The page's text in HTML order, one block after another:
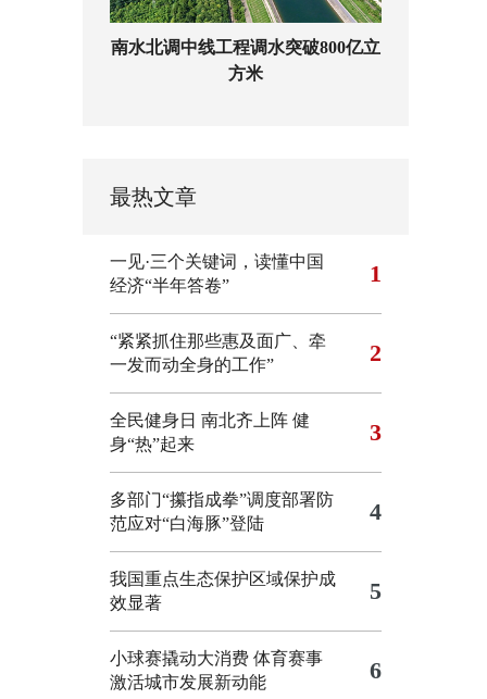
南水北调中线工程调水突破800亿立
方米
最热文章
一见·三个关键词，读懂中国
经济“半年答卷”
1
“紧紧抓住那些惠及面广、牵
一发而动全身的工作”
2
全民健身日 南北齐上阵 健
身“热”起来
3
多部门“攥指成拳”调度部署防
范应对“白海豚”登陆
4
我国重点生态保护区域保护成
效显著
5
小球赛撬动大消费 体育赛事
激活城市发展新动能
6